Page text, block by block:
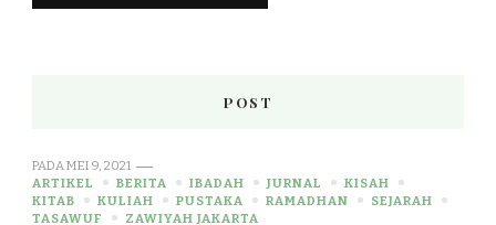
POST
PADAMEI 9, 2021
ARTIKEL
BERITA IBADAH JURNAL
KISAH
KITAB
KULIAH PUSTAKA RAMADHAN
SEJARAH
TASAWUF
ZAWIYAH JAKARTA